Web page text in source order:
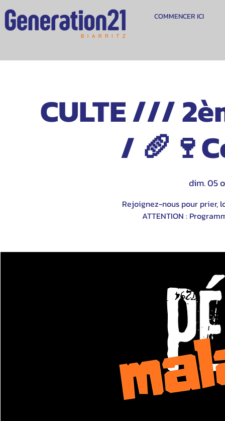
COMMENCER ICI
CULTE ///
/
dim. 05
Rejoignez-nous pour prier,
ATTENTION :